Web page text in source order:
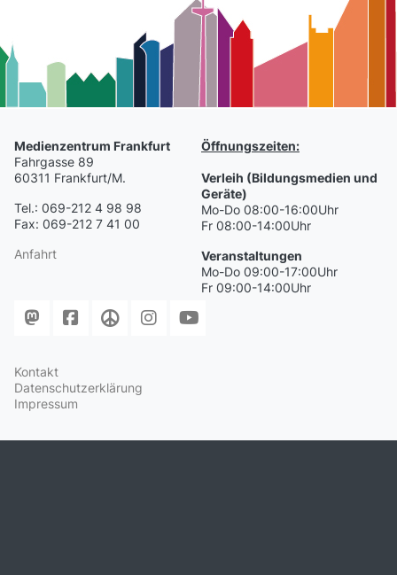
Medienzentrum Frankfurt
Fahrgasse 89
60311 Frankfurt/M.
Tel.: 069-212 4 98 98
Fax: 069-212 7 41 00
Anfahrt
Öffnungszeiten:
Verleih (Bildungsmedien und
Geräte)
Mo-Do 08:00-16:00Uhr
Fr 08:00-14:00Uhr
Veranstaltungen
Mo-Do 09:00-17:00Uhr
Fr 09:00-14:00Uhr
Kontakt
Datenschutzerklärung
Impressum